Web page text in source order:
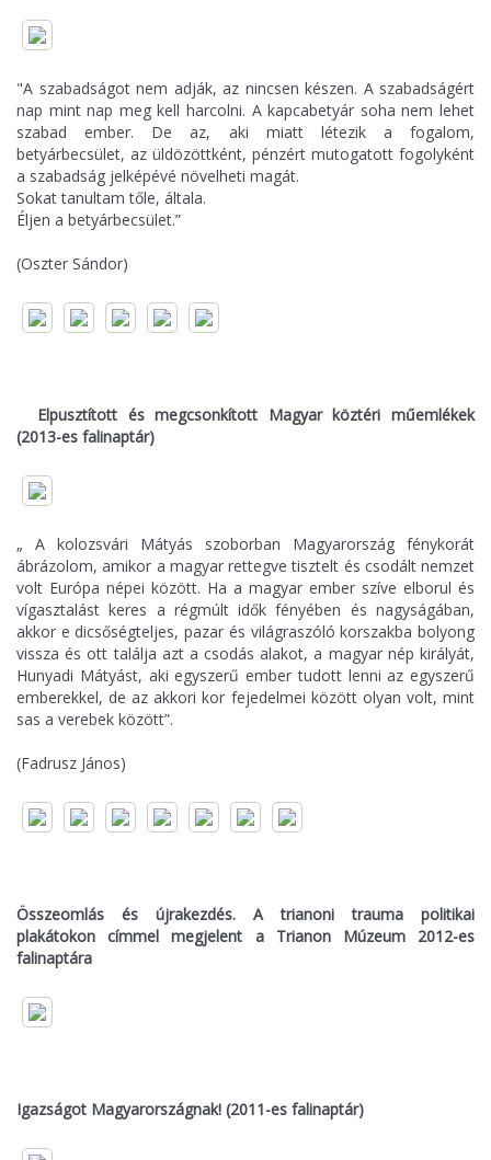
"A szabadságot nem adják, az nincsen készen. A szabadságért
nap mint nap meg kell harcolni. A kapcabetyár soha nem lehet
szabad ember. De az, aki miatt létezik a fogalom,
betyárbecsület, az üldözöttként, pénzért mutogatott fogolyként
a szabadság jelképévé növelheti magát.
Sokat tanultam tőle, általa.
Éljen a betyárbecsület.”
(Oszter Sándor)
Elpusztított és megcsonkított Magyar köztéri műemlékek
(2013-es falinaptár)
„ A kolozsvári Mátyás szoborban Magyarország fénykorát
ábrázolom, amikor a magyar rettegve tisztelt és csodált nemzet
volt Európa népei között. Ha a magyar ember szíve elborul és
vígasztalást keres a régmúlt idők fényében és nagyságában,
akkor e dicsőségteljes, pazar és világraszóló korszakba bolyong
vissza és ott találja azt a csodás alakot, a magyar nép királyát,
Hunyadi Mátyást, aki egyszerű ember tudott lenni az egyszerű
emberekkel, de az akkori kor fejedelmei között olyan volt, mint
sas a verebek között”.
(Fadrusz János)
Összeomlás és újrakezdés. A trianoni trauma politikai
plakátokon címmel megjelent a Trianon Múzeum 2012-es
falinaptára
Igazságot Magyarországnak! (2011-es falinaptár)